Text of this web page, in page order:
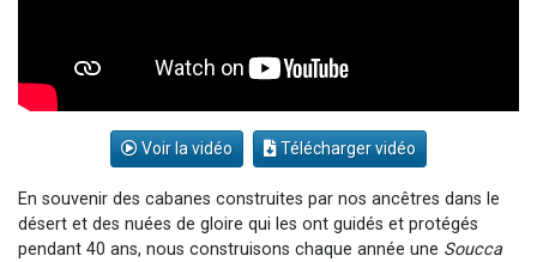
Voir la vidéo Télécharger vidéo
En souvenir des cabanes construites par nos ancêtres dans le
désert et des nuées de gloire qui les ont guidés et protégés
pendant 40 ans, nous construisons chaque année une Soucca